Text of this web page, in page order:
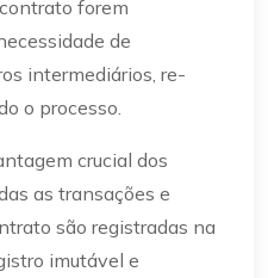
forem
de
intermediários, re-
o processo.
crucial dos
as transações e
são registradas na
imutável e